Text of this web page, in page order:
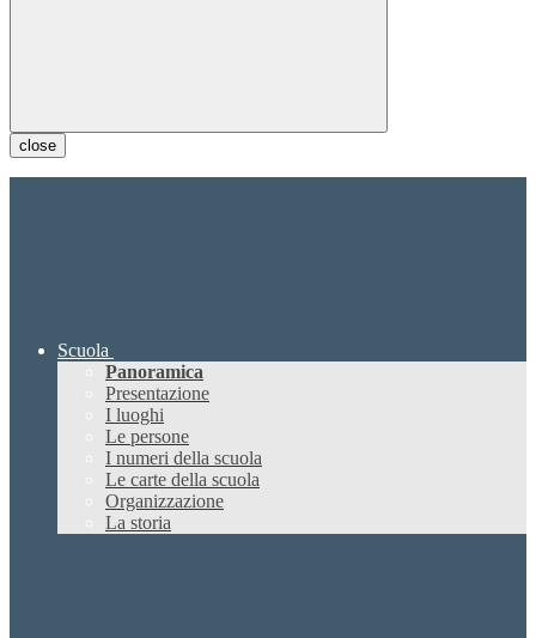
close
Scuola
Panoramica
Presentazione
I luoghi
Le persone
I numeri della scuola
Le carte della scuola
Organizzazione
La storia